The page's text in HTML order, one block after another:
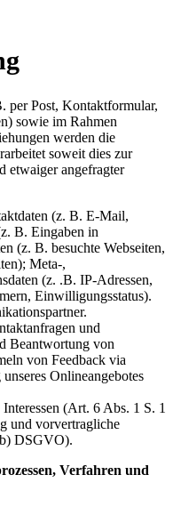
per Post, Kontaktformular,
sowie im Rahmen
werden die
soweit dies zur
etwaiger angefragter
(z. B. E-Mail,
B. Eingaben in
(z. B. besuchte Webseiten,
Meta-,
(z. .B. IP-Adressen,
Einwilligungsstatus).
und
Beantwortung von
von Feedback via
Onlineangebotes
(Art. 6 Abs. 1 S. 1
und vorvertragliche
DSGVO).
Verfahren und